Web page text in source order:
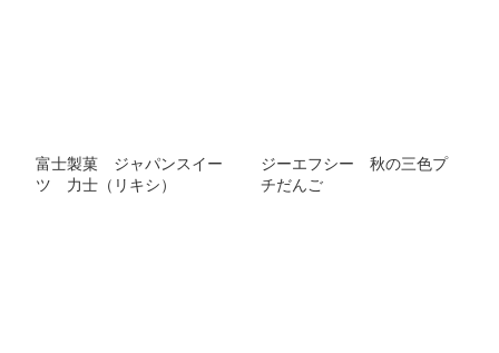
富士製菓 ジャパンスイー
ツ 力士（リキシ）
ジーエフシー 秋の三色プ
チだんご